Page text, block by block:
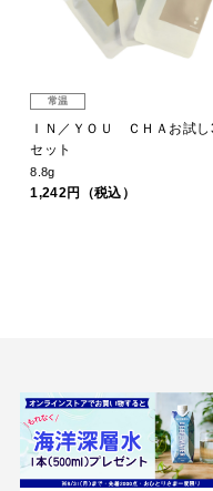
常温
ＩＮ／ＹＯＵ ＣＨＡお試し
セット
8.8g
1,242円（税込）